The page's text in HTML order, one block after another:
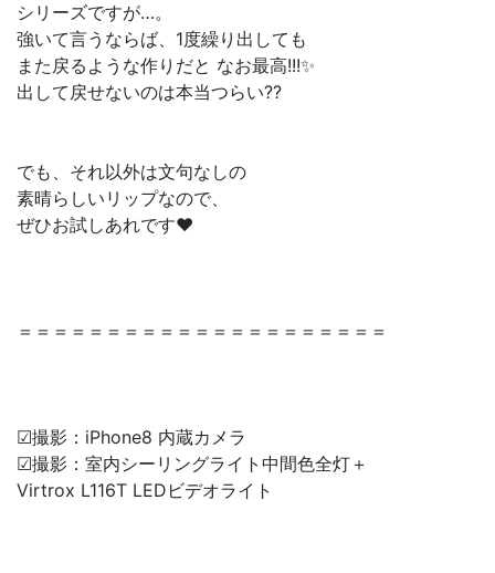
シリーズですが…。
強いて言うならば、1度繰り出しても
また戻るような作りだと なお最高!!!✨
出して戻せないのは本当つらい??
でも、それ以外は文句なしの
素晴らしいリップなので、
ぜひお試しあれです❤️
＝＝＝＝＝＝＝＝＝＝＝＝＝＝＝＝＝＝＝＝＝
☑︎撮影：iPhone8 内蔵カメラ
☑︎撮影：室内シーリングライト中間色全灯＋
Virtrox L116T LEDビデオライト